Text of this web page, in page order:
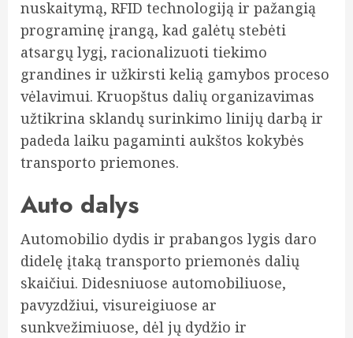
nuskaitymą, RFID technologiją ir pažangią
programinę įrangą, kad galėtų stebėti
atsargų lygį, racionalizuoti tiekimo
grandines ir užkirsti kelią gamybos proceso
vėlavimui. Kruopštus dalių organizavimas
užtikrina sklandų surinkimo linijų darbą ir
padeda laiku pagaminti aukštos kokybės
transporto priemones.
Auto dalys
Automobilio dydis ir prabangos lygis daro
didelę įtaką transporto priemonės dalių
skaičiui. Didesniuose automobiliuose,
pavyzdžiui, visureigiuose ar
sunkvežimiuose, dėl jų dydžio ir